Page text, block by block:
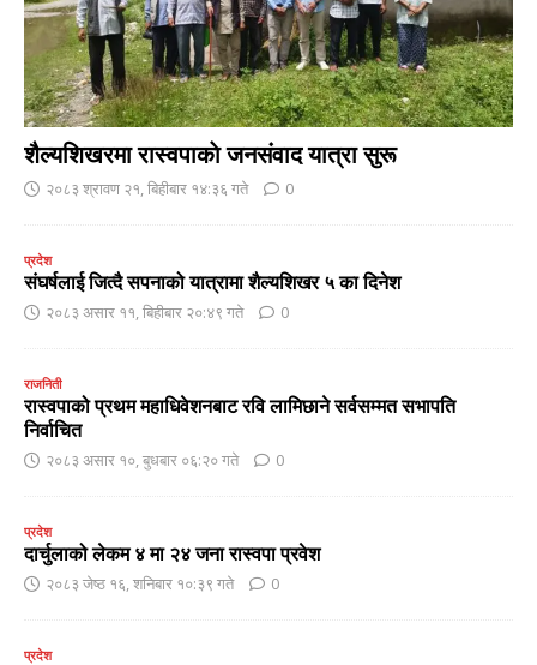
शैल्यशिखरमा रास्वपाकाे जनसंवाद यात्रा सुरू
२०८३ श्रावण २१, बिहीबार १४:३६ गते 0
प्रदेश
संघर्षलाई जित्दै सपनाको यात्रामा शैल्यशिखर ५ का दिनेश
२०८३ असार ११, बिहीबार २०:४९ गते 0
राजनिती
रास्वपाको प्रथम महाधिवेशनबाट रवि लामिछाने सर्वसम्मत सभापति
निर्वाचित
२०८३ असार १०, बुधबार ०६:२० गते 0
प्रदेश
दार्चुलाको लेकम ४ मा २४ जना रास्वपा प्रवेश
२०८३ जेष्ठ १६, शनिबार १०:३९ गते 0
प्रदेश